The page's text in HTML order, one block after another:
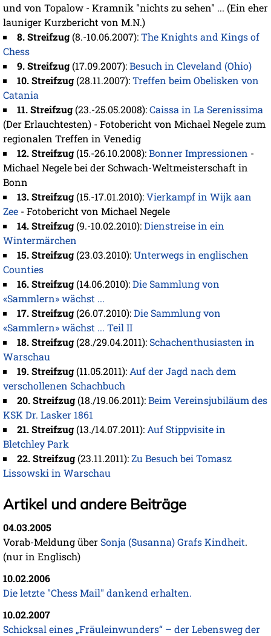
und von Topalow - Kramnik "nichts zu sehen" ... (Ein eher
launiger Kurzbericht von M.N.)
8. Streifzug(8.-10.06.2007):The Knights and Kings of
Chess
9. Streifzug(17.09.2007):Besuch in Cleveland (Ohio)
10. Streifzug(28.11.2007):Treffen beim Obelisken von
Catania
11. Streifzug(23.-25.05.2008):Caissa in La Serenissima
(Der Erlauchtesten) - Fotobericht von Michael Negele zum
regionalen Treffen in Venedig
12. Streifzug(15.-26.10.2008):Bonner Impressionen -
Michael Negele bei der Schwach-Weltmeisterschaft in
Bonn
13. Streifzug(15.-17.01.2010):Vierkampf in Wijk aan
Zee - Fotobericht von Michael Negele
14. Streifzug(9.-10.02.2010):Dienstreise in ein
Wintermärchen
15. Streifzug(23.03.2010):Unterwegs in englischen
Counties
16. Streifzug(14.06.2010):Die Sammlung von
«Sammlern» wächst ...
17. Streifzug(26.07.2010):Die Sammlung von
«Sammlern» wächst ... Teil II
18. Streifzug(28./29.04.2011): Schachenthusiasten in
Warschau
19. Streifzug(11.05.2011): Auf der Jagd nach dem
verschollenen Schachbuch
20. Streifzug(18./19.06.2011):Beim Vereinsjubiläum des
KSK Dr. Lasker 1861
21. Streifzug(13./14.07.2011): Auf Stippvisite in
Bletchley Park
22. Streifzug(23.11.2011):Zu Besuch bei Tomasz
Lissowski in Warschau
Artikel und andere Beiträge
04.03.2005
Vorab-Meldung über Sonja (Susanna) Grafs Kindheit.
(nur in Englisch)
10.02.2006
Die letzte "Chess Mail" dankend erhalten.
10.02.2007
Schicksal eines „Fräuleinwunders“ – der Lebensweg der